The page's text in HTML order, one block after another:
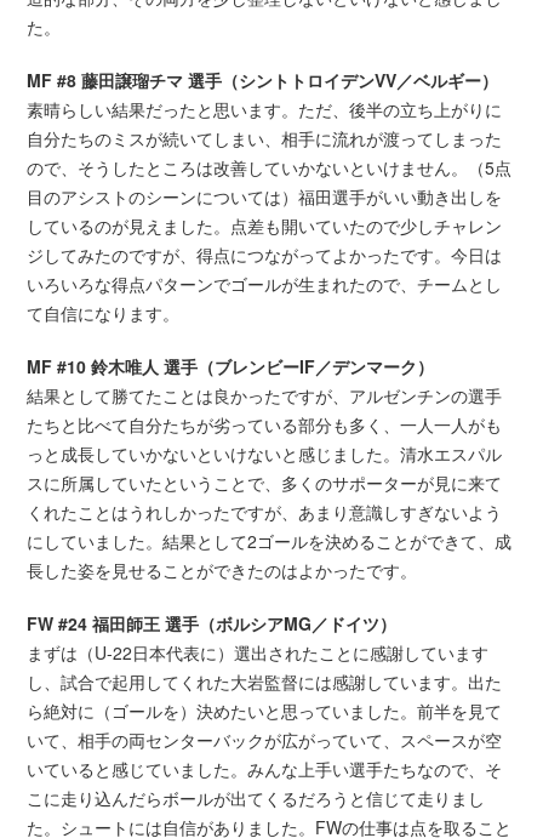
た。
MF #8 藤田譲瑠チマ 選手（シントトロイデンVV／ベルギー）
素晴らしい結果だったと思います。ただ、後半の立ち上がりに
自分たちのミスが続いてしまい、相手に流れが渡ってしまった
ので、そうしたところは改善していかないといけません。（5点
目のアシストのシーンについては）福田選手がいい動き出しを
しているのが見えました。点差も開いていたので少しチャレン
ジしてみたのですが、得点につながってよかったです。今日は
いろいろな得点パターンでゴールが生まれたので、チームとし
て自信になります。
MF #10 鈴木唯人 選手（ブレンビーIF／デンマーク）
結果として勝てたことは良かったですが、アルゼンチンの選手
たちと比べて自分たちが劣っている部分も多く、一人一人がも
っと成長していかないといけないと感じました。清水エスパル
スに所属していたということで、多くのサポーターが見に来て
くれたことはうれしかったですが、あまり意識しすぎないよう
にしていました。結果として2ゴールを決めることができて、成
長した姿を見せることができたのはよかったです。
FW #24 福田師王 選手（ボルシアMG／ドイツ）
まずは（U-22日本代表に）選出されたことに感謝しています
し、試合で起用してくれた大岩監督には感謝しています。出た
ら絶対に（ゴールを）決めたいと思っていました。前半を見て
いて、相手の両センターバックが広がっていて、スペースが空
いていると感じていました。みんな上手い選手たちなので、そ
こに走り込んだらボールが出てくるだろうと信じて走りまし
た。シュートには自信がありました。FWの仕事は点を取ること